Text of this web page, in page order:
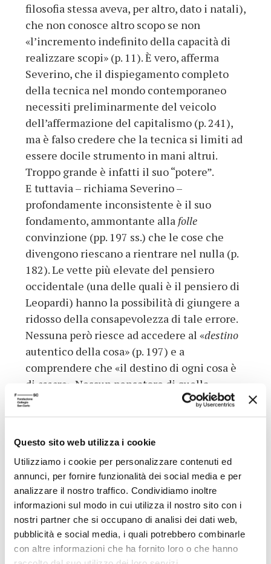
Questo sito web utilizza i cookie
Utilizziamo i cookie per personalizzare contenuti ed
annunci, per fornire funzionalità dei social media e per
analizzare il nostro traffico. Condividiamo inoltre
informazioni sul modo in cui utilizza il nostro sito con i
nostri partner che si occupano di analisi dei dati web,
pubblicità e social media, i quali potrebbero combinarle
con altre informazioni che ha fornito loro o che hanno
filosofia stessa aveva, per altro, dato i natali),
che non conosce altro scopo se non
«l’incremento indefinito della capacità di
realizzare scopi» (p. 11). È vero, afferma
Severino, che il dispiegamento completo
della tecnica nel mondo contemporaneo
necessiti preliminarmente del veicolo
dell’affermazione del capitalismo (p. 241),
ma è falso credere che la tecnica si limiti ad
essere docile strumento in mani altrui.
Troppo grande è infatti il suo “potere”.
E tuttavia – richiama Severino –
profondamente inconsistente è il suo
fondamento, ammontante alla folle
convinzione (pp. 197 ss.) che le cose che
divengono riescano a rientrare nel nulla (p.
182). Le vette più elevate del pensiero
occidentale (una delle quali è il pensiero di
Leopardi) hanno la possibilità di giungere a
ridosso della consapevolezza di tale errore.
Nessuna però riesce ad accedere al «destino
autentico della cosa» (p. 197) e a
comprendere che «il destino di ogni cosa è
di essere». Nessun pensatore di quella
tradizione riesce a giungere alla Gioia
dell’«eterno apparire dell’eternità del
nell’illusione, nella propria volontà di
potenza e nella propria Follia.
Dati aggiuntivi
Emanuele Severino
Professore di Ontologia